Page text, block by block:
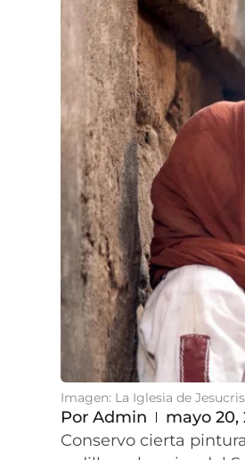
Imagen: La Iglesia de
Por Admin
mayo 20,
Conservo cierta